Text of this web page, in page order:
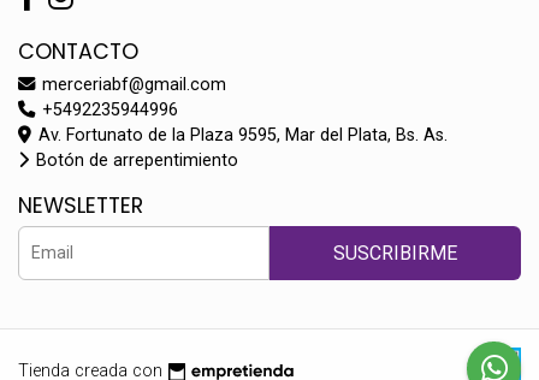
CONTACTO
merceriabf@gmail.com
+5492235944996
Av. Fortunato de la Plaza 9595, Mar del Plata, Bs. As.
Botón de arrepentimiento
NEWSLETTER
SUSCRIBIRME
Tienda creada con